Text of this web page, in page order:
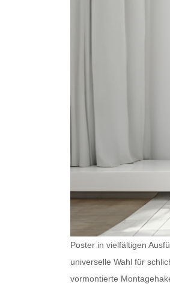
Poster in vielfältigen
universelle Wahl für
vormontierte